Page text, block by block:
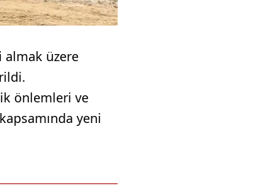
almak üzere
önlemleri ve
yeni